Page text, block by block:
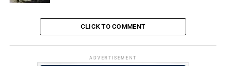
CLICK TO COMMENT
ADVERTISEMENT